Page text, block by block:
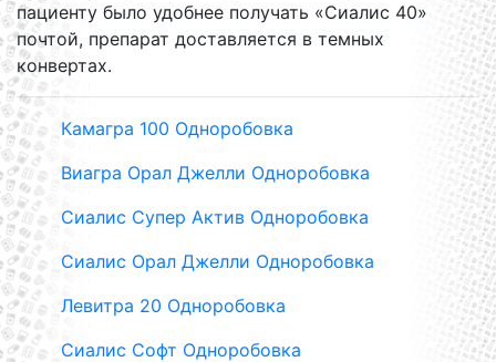
пациенту было удобнее получать «Сиалис 40»
почтой, препарат доставляется в темных
конвертах.
Камагра 100 Одноробовка
Виагра Орал Джелли Одноробовка
Сиалис Супер Актив Одноробовка
Сиалис Орал Джелли Одноробовка
Левитра 20 Одноробовка
Сиалис Софт Одноробовка